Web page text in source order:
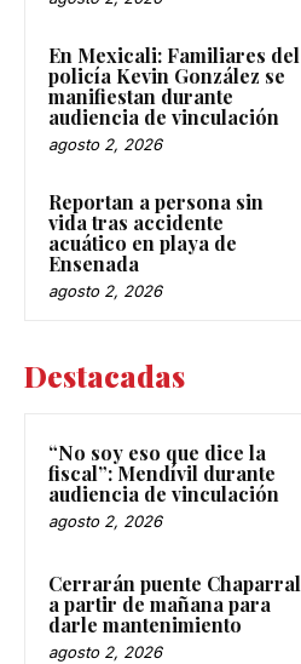
En Mexicali: Familiares del
policía Kevin González se
manifiestan durante
audiencia de vinculación
agosto 2, 2026
Reportan a persona sin
vida tras accidente
acuático en playa de
Ensenada
agosto 2, 2026
Destacadas
“No soy eso que dice la
fiscal”: Mendívil durante
audiencia de vinculación
agosto 2, 2026
Cerrarán puente Chaparral
a partir de mañana para
darle mantenimiento
agosto 2, 2026